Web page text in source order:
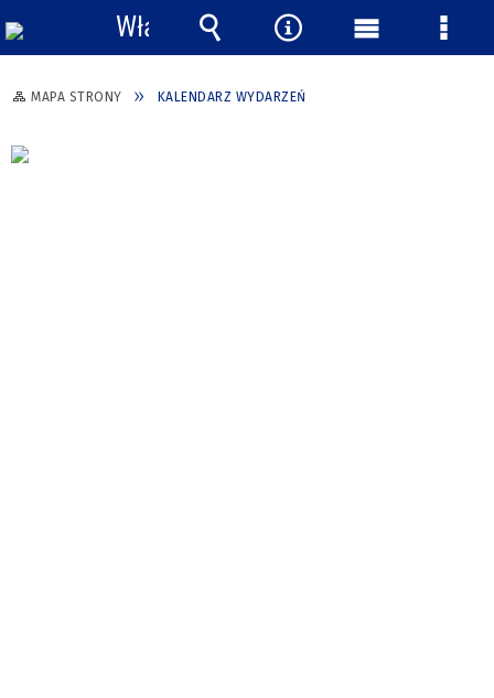
MAPA STRONY KALENDARZ WYDARZEŃ
Włącz
powiadomienia
Wyszukiwarka
Narzędzia
Menu Menu